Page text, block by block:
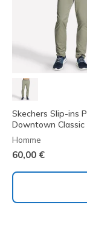
Skechers Slip-ins
Downtown Classic
Homme
60,00 €